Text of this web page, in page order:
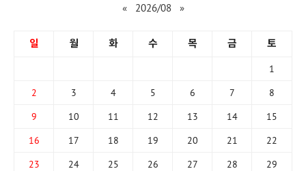
« 2026/08 »
일 월 화 수 목 금 토
1
2
3 4 5 6 7
8
9
10 11 12 13 14
15
16
17 18 19 20 21
22
23
24 25 26 27 28
29